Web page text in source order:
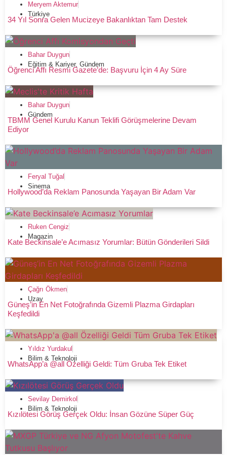
Meryem Aktemur
Türkiye
34 Yıl Sonra Gelen Mucizeye Bakanlıktan Tam Destek
Bahar Duygun
Eğitim & Kariyer, Gündem
Öğrenci Affı Resmi Gazete’de: Başvuru İçin 4 Ay Süre
Bahar Duygun
Gündem
TBMM Genel Kurulu Kanun Teklifi Görüşmelerine Devam
Ediyor
Feryal Tuğal
Sinema
Hollywood’da Reklam Panosunda Yaşayan Bir Adam Var
Ruken Cengiz
Magazin
Kate Beckinsale’e Acımasız Yorumlar: Bütün Gönderileri Sildi
Çağrı Ökmen
Uzay
Güneş’in En Net Fotoğrafında Gizemli Plazma Girdapları
Keşfedildi
Yıldız Yurdakul
Bilim & Teknoloji
WhatsApp’a @all Özelliği Geldi: Tüm Gruba Tek Etiket
Sevilay Demirkol
Bilim & Teknoloji
Kızılötesi Görüş Gerçek Oldu: İnsan Gözüne Süper Güç